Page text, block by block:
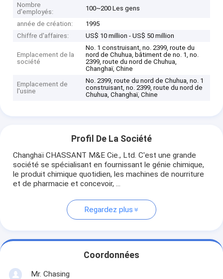
Nombre
d'employés:
100~200 Les gens
année de création:
1995
Chiffre d'affaires:
US$ 10 million - US$ 50 million
Emplacement de la
société
No. 1 construisant, no. 2399, route du
nord de Chuhua, bâtiment de no. 1, no.
2399, route du nord de Chuhua,
Changhaï, Chine
Emplacement de
l'usine
No. 2399, route du nord de Chuhua, no. 1
construisant, no. 2399, route du nord de
Chuhua, Changhaï, Chine
Profil De La Société
Changhaï CHASSANT M&E Cie., Ltd. C'est une grande
société se spécialisant en fournissant le génie chimique,
le produit chimique quotidien, les machines de nourriture
et de pharmacie et concevoir, ...
Regardez plus
Coordonnées
Mr. Chasing